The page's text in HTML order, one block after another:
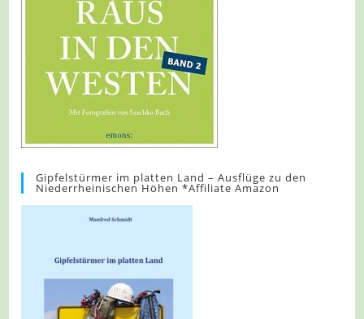
Gipfelstürmer im platten Land – Ausflüge zu den
Niederrheinischen Höhen *Affiliate Amazon